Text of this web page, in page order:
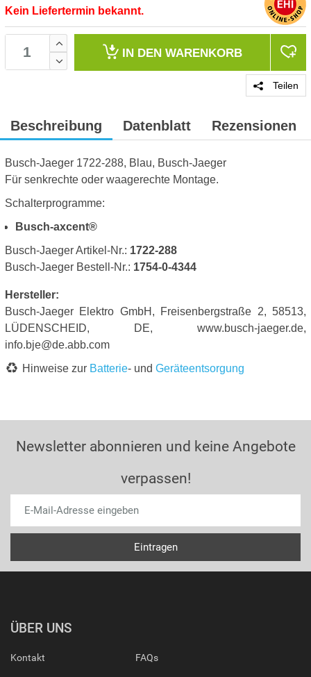
Kein Liefertermin bekannt.
IN DEN WARENKORB
Teilen
Beschreibung Datenblatt Rezensionen
Busch-Jaeger 1722-288, Blau, Busch-Jaeger
Für senkrechte oder waagerechte Montage.
Schalterprogramme:
Busch-axcent®
Busch-Jaeger Artikel-Nr.: 1722-288
Busch-Jaeger Bestell-Nr.: 1754-0-4344
Hersteller:
Busch-Jaeger Elektro GmbH, Freisenbergstraße 2, 58513,
LÜDENSCHEID, DE, www.busch-jaeger.de,
info.bje@de.abb.com
Hinweise zur Batterie- und Geräteentsorgung
Newsletter abonnieren und keine Angebote
verpassen!
ÜBER UNS
Kontakt FAQs